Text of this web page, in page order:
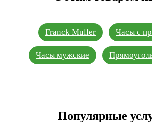
Franck Muller Часы с
Часы мужские
Популярные